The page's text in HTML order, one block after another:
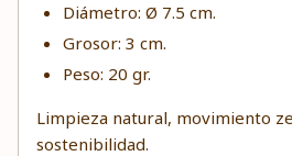
Diámetro: Ø 7.5 cm.
Grosor: 3 cm.
Peso: 20 gr.
Limpieza natural, movimiento
sostenibilidad.